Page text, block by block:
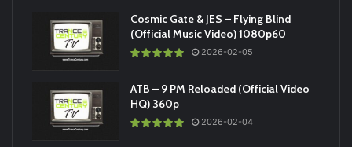
Cosmic Gate & JES – Flying Blind
(Official Music Video) 1080p60
2026-02-05
ATB – 9 PM Reloaded (Official Video
HQ) 360p
2026-02-04